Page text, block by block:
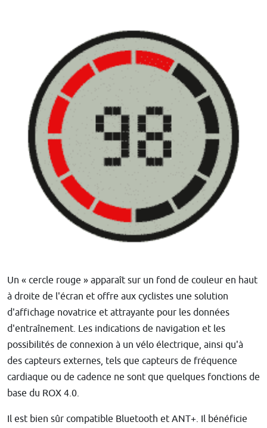
Un « cercle rouge » apparaît sur un fond de couleur en haut
à droite de l'écran et offre aux cyclistes une solution
d'affichage novatrice et attrayante pour les données
d'entraînement. Les indications de navigation et les
possibilités de connexion à un vélo électrique, ainsi qu'à
des capteurs externes, tels que capteurs de fréquence
cardiaque ou de cadence ne sont que quelques fonctions de
base du ROX 4.0.
Il est bien sûr compatible Bluetooth et ANT+. Il bénéficie